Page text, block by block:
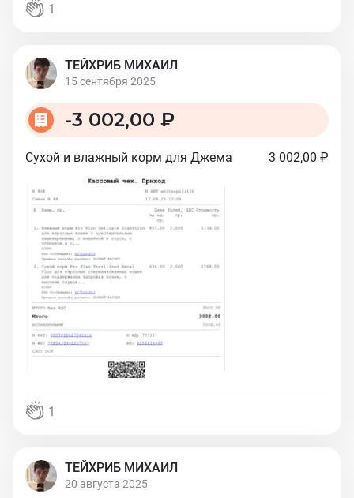
1
ТЕЙХРИБ МИХАИЛ
15 сентября 2025
-3 002,00 ₽
Сухой и влажный корм для Джема 3 002,00 ₽
1
ТЕЙХРИБ МИХАИЛ
20 августа 2025